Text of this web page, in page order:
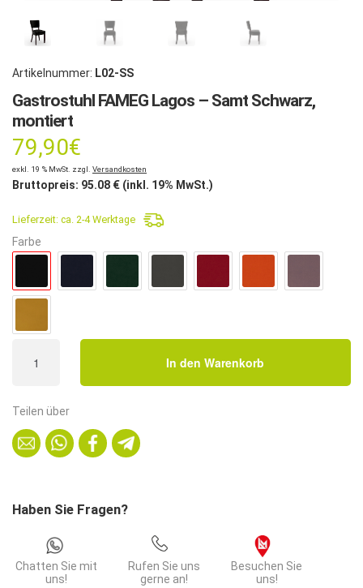
Artikelnummer: L02-SS
Gastrostuhl FAMEG Lagos – Samt Schwarz,
montiert
79,90€
exkl. 19 % MwSt. zzgl. Versandkosten
Bruttopreis: 95.08 € (inkl. 19% MwSt.)
Lieferzeit: ca. 2-4 Werktage
Farbe
FAMEG
–
Schwarz,
montiert
In den Warenkorb
Teilen über
Haben Sie Fragen?
Chatten Sie mit
uns!
Rufen Sie uns
gerne an!
Besuchen Sie
uns!